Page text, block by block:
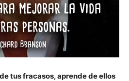
tus fracasos, aprende de ellos